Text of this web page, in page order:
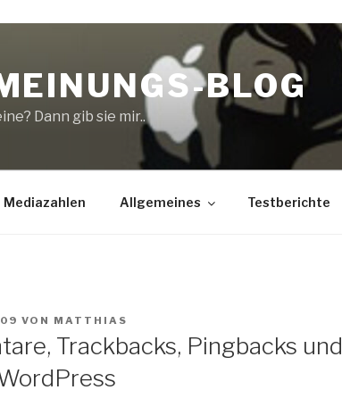
BLOG
Dann gib sie mir..
Mediazahlen Allgemeines Testberichte
VON MATTHIAS
Trackbacks, Pingbacks und